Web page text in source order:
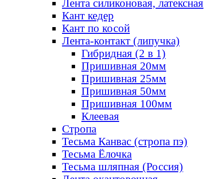
Лента силиконовая, латексная
Кант кедер
Кант по косой
Лента-контакт (липучка)
Гибридная (2 в 1)
Пришивная 20мм
Пришивная 25мм
Пришивная 50мм
Пришивная 100мм
Клеевая
Стропа
Тесьма Канвас (стропа пэ)
Тесьма Ёлочка
Тесьма шляпная (Россия)